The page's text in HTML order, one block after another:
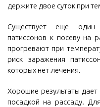
держите двое суток при
Существует еще один
патиссонов к посеву на
прогревают при
риск заражения
которых нет лечения.
Хорошие результаты дает
посадкой на рассаду.